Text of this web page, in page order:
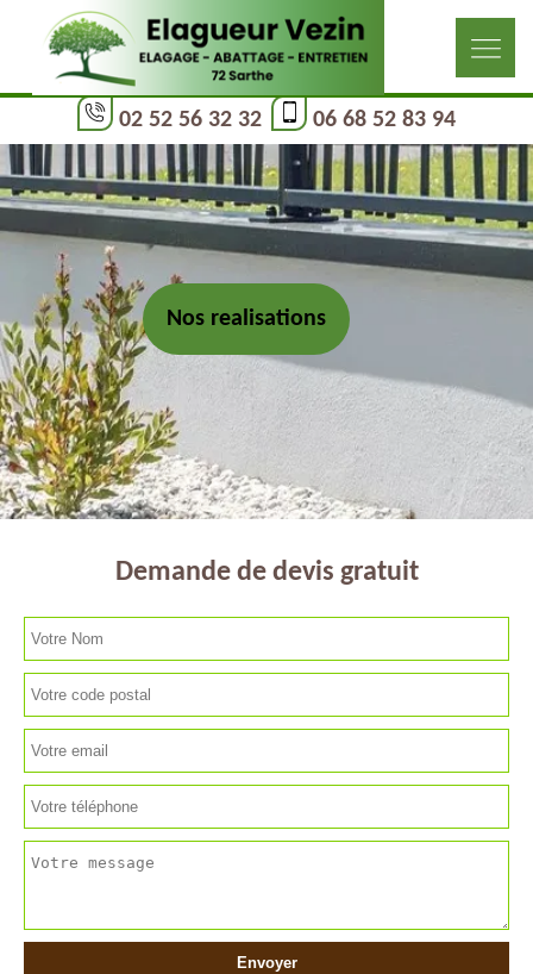
02 52 56 32 32 06 68 52 83 94
Nos realisations
Demande de devis gratuit